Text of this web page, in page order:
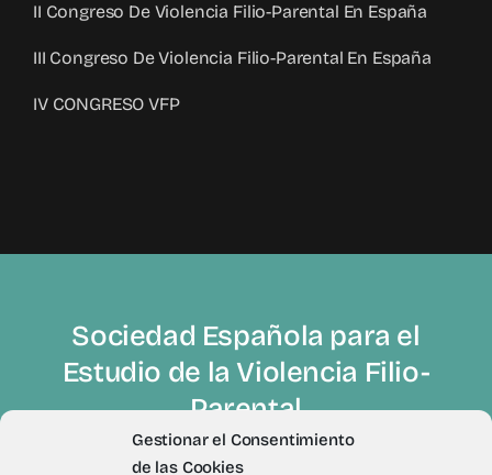
Gestionar el Consentimiento
de las Cookies
II Congreso De Violencia Filio-Parental En España
III Congreso De Violencia Filio-Parental En España
IV CONGRESO VFP
Sociedad Española para el
Estudio de la Violencia Filio-
Parental